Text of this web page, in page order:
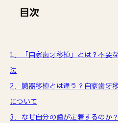
目次
1．「自家歯牙移植」とは？不要
法
2．臓器移植とは違う？自家歯牙
について
3．なぜ自分の歯が定着するのか